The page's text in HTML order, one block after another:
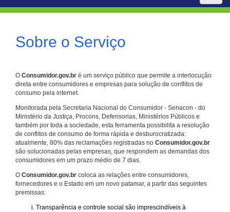
Sobre o Serviço
O Consumidor.gov.br é um serviço público que permite a interlocução
direta entre consumidores e empresas para solução de conflitos de
consumo pela internet.
Monitorada pela Secretaria Nacional do Consumidor - Senacon - do
Ministério da Justiça, Procons, Defensorias, Ministérios Públicos e
também por toda a sociedade, esta ferramenta possibilita a resolução
de conflitos de consumo de forma rápida e desburocratizada:
atualmente, 80% das reclamações registradas no Consumidor.gov.br
são solucionadas pelas empresas, que respondem as demandas dos
consumidores em um prazo médio de 7 dias.
O Consumidor.gov.br coloca as relações entre consumidores,
fornecedores e o Estado em um novo patamar, a partir das seguintes
premissas:
Transparência e controle social são imprescindíveis à